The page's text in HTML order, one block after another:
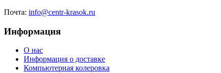
Почта: info@centr-krasok.ru
Информация
О нас
Информация о доставке
Компьютерная колеровка